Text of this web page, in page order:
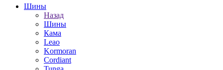
Шины
Назад
Шины
Кама
Leao
Kormoran
Cordiant